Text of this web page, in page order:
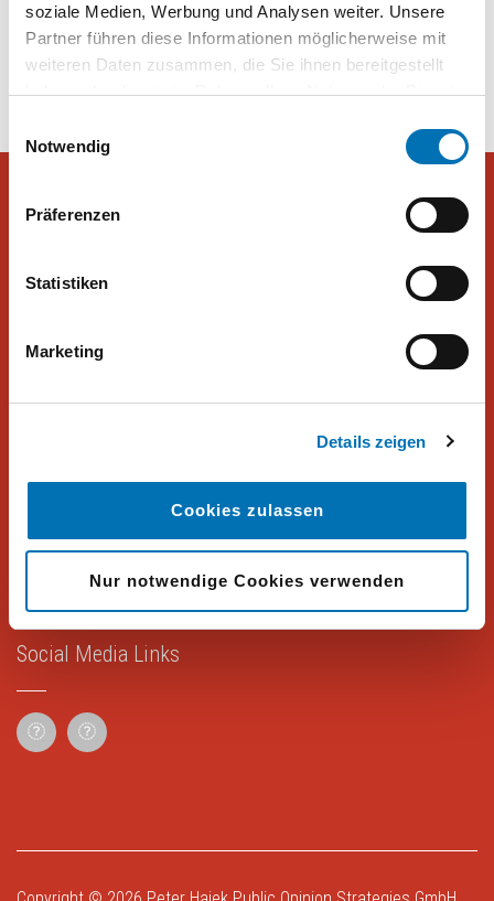
soziale Medien, Werbung und Analysen weiter. Unsere
Partner führen diese Informationen möglicherweise mit
weiteren Daten zusammen, die Sie ihnen bereitgestellt
haben oder die sie im Rahmen Ihrer Nutzung der Dienste
Cookies, wenn Sie unsere Webseite weiterhin nutzen.
Notwendig
Präferenzen
Statistiken
Marketing
Details zeigen
Cookies zulassen
Nur notwendige Cookies verwenden
Beitragsnavigation
Österreichischer Haushalt:
Unten sparen
Umfragen kündigen Wahl-Beben
in Graz an
Meinungsforschung für Politik, Wirtschaft und Non-Profit-
Organisationen.
Social Media Links